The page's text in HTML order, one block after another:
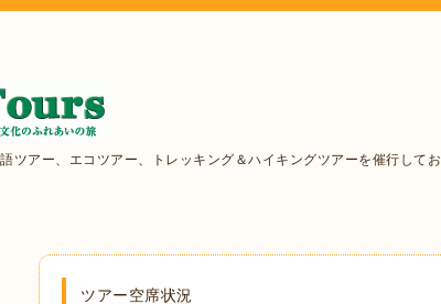
ツアー、エコツアー、トレッキング＆ハイキングツアーを催行してお
ツアー空席状況